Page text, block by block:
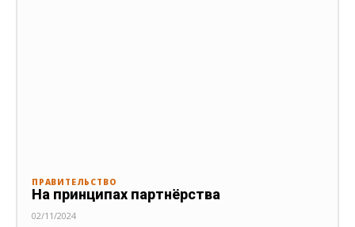
ПРАВИТЕЛЬСТВО
На принципах партнёрства
02/11/2024